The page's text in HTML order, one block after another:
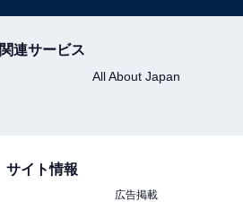
関連サービス
All About Japan
サイト情報
広告掲載